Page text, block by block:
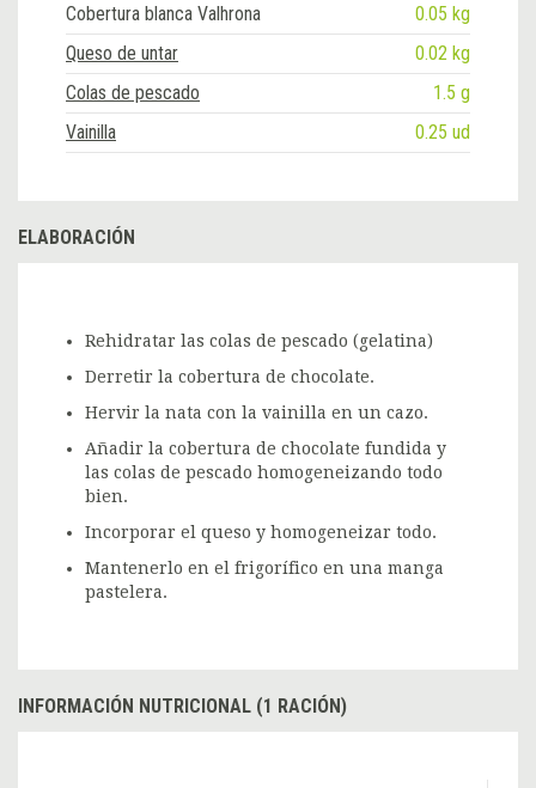
Cobertura blanca Valhrona
0.05 kg
Queso de untar
0.02 kg
Colas de pescado
1.5 g
Vainilla
0.25 ud
ELABORACIÓN
Rehidratar las colas de pescado (gelatina)
Derretir la cobertura de chocolate.
Hervir la nata con la vainilla en un cazo.
Añadir la cobertura de chocolate fundida y
las colas de pescado homogeneizando todo
bien.
Incorporar el queso y homogeneizar todo.
Mantenerlo en el frigorífico en una manga
pastelera.
INFORMACIÓN NUTRICIONAL (1 RACIÓN)